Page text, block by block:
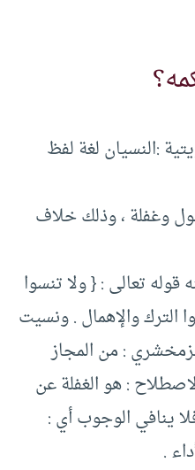
:النسيان لغة لفظ
وغفلة ، وذلك خلاف
قوله تعالى : { ولا تنسوا
الترك والإهمال . ونسيت
: من المجاز
: هو الغفلة عن
ينافي الوجوب أي :
.